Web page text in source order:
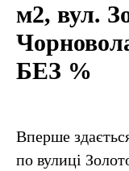
м2, вул.
БЕЗ %
Вперше
по вулиці